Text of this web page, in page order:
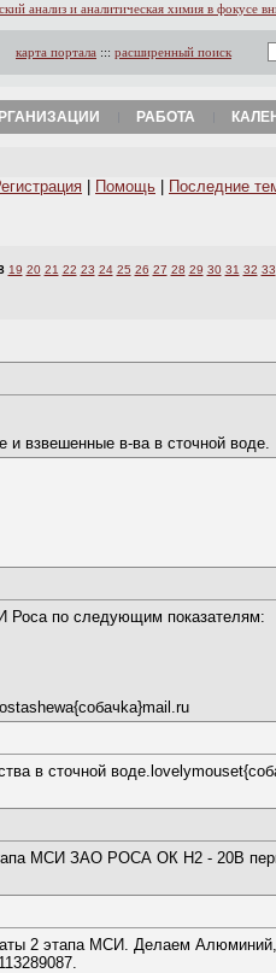
анализ и аналитическая химия в фокусе
карта портала ::: расширенный поиск
РАБОТА
Помощь Последние
19 20 21 22 23 24 25 26 27 28 29 30 31 32 33
и взвешенные в-ва в сточной воде.
Роса по следующим показателям:
в сточной
МСИ ЗАО РОСА ОК Н2 - 20В
2 этапа МСИ. Делаем